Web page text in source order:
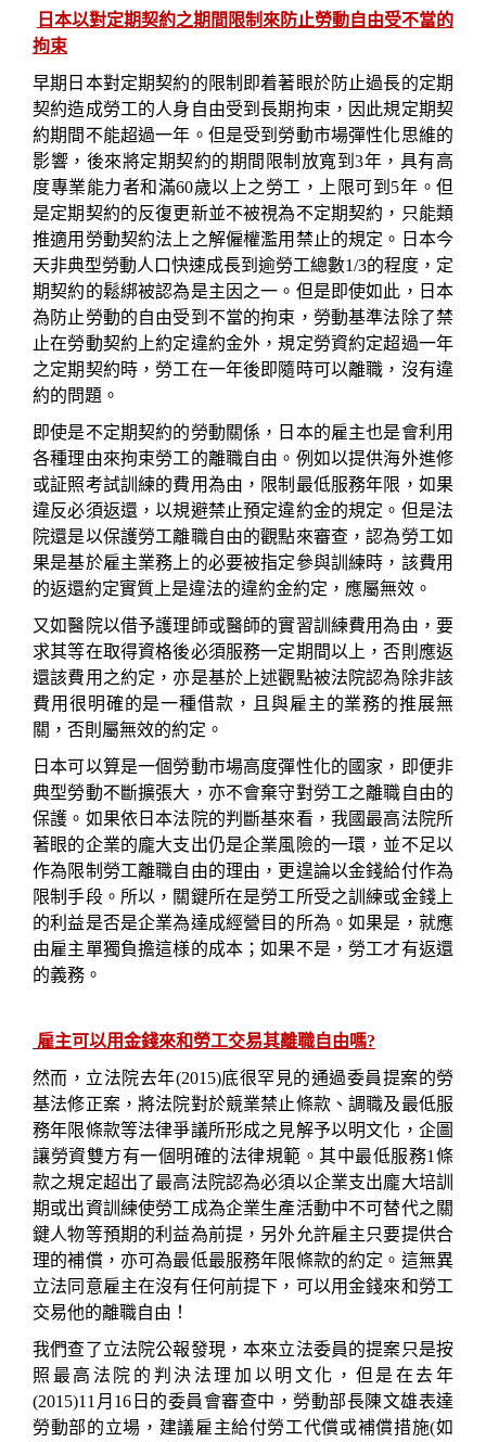
日本以對定期契約之期間限制來防止勞動自由受不當的
拘束
早期日本對定期契約的限制即着著眼於防止過長的定期
契約造成勞工的人身自由受到長期拘束，因此規定期契
約期間不能超過一年。但是受到勞動市場彈性化思維的
影響，後來將定期契約的期間限制放寬到3年，具有高
度專業能力者和滿60歲以上之勞工，上限可到 5年 。但
是定期契約的反復更新並不被視為不定期契約，只能類
推適用勞動契約法上之解僱權濫用禁止的規定。日本今
天非典型勞動人口快速成長到逾勞工總數1/3的程度，定
期契約的鬆綁被認為是主因之一。但是即使如此，日本
為防止勞動的自由受到不當的拘束，勞動基準法除了禁
止在勞動契約上約定違約金外，規定勞資約定超過一年
之定期契約時，勞工在一年後即隨時可以離職，沒有違
約的問題。
即使是不定期契約的勞動關係，日本的雇主也是會利用
各種理由來拘束勞工的離職自由。例如以提供海外進修
或証照考試訓練的費用為由，限制最低服務年限，如果
違反必須返還，以規避禁止預定違約金的規定。但是法
院還是以保護勞工離職自由的觀點來審查，認為勞工如
果是基於雇主業務上的必要被指定參與訓練時，該費用
的返還約定實質上是違法的違約金約定，應屬無效。
又如醫院以借予護理師或醫師的實習訓練費用為由，要
求其等在取得資格後必須服務一定期間以上，否則應返
還該費用之約定，亦是基於上述觀點被法院認為除非該
費用很明確的是一種借款，且與雇主的業務的推展無
關，否則屬無效的約定。
日本可以算是一個勞動市場高度彈性化的國家，即便非
典型勞動不斷擴張大，亦不會棄守對勞工之離職自由的
保護。如果依日本法院的判斷基來看，我國最高法院所
著眼的企業的龐大支出仍是企業風險的一環，並不足以
作為限制勞工離職自由的理由，更遑論以金錢給付作為
限制手段。所以，關鍵所在是勞工所受之訓練或金錢上
的利益是否是企業為達成經營目的所為。如果是，就應
由雇主單獨負擔這様的成本；如果不是，勞工才有返還
的義務。
雇主可以用金錢來和勞工交易其離職自由嗎?
然而，立法院去年(2015)底很罕見的通過委員提案的勞
基法修正案，將法院對於競業禁止條款、調職及最低服
務年限條款等法律爭議所形成之見解予以明文化，企圖
讓勞資雙方有一個明確的法律規範。其中最低服務1 條
款之規定超出了最高法院認為必須以企業支出龐大培訓
期或出資訓練使勞工成為企業生產活動中不可替代之關
鍵人物等預期的利益為前提，另外允許雇主只要提供合
理的補償，亦可為最低最服務年限條款的約定。這無異
立法同意雇主在沒有任何前提下，可以用金錢來和勞工
交易他的離職自由！
我們查了立法院公報發現，本來立法委員的提案只是按
照最高法院的判決法理加以明文化，但是在去年
(2015)11 月 16 日的委員會審查中，勞動部長陳文雄表達
勞動部的立場，建議雇主給付勞工代償或補償措施(如